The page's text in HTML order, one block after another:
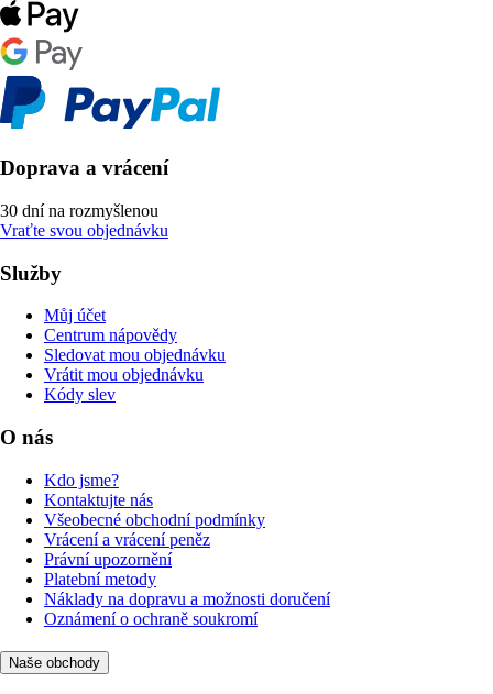
Doprava a vrácení
30 dní na rozmyšlenou
Vraťte svou objednávku
Služby
Můj účet
Centrum nápovědy
Sledovat mou objednávku
Vrátit mou objednávku
Kódy slev
O nás
Kdo jsme?
Kontaktujte nás
Všeobecné obchodní podmínky
Vrácení a vrácení peněz
Právní upozornění
Platební metody
Náklady na dopravu a možnosti doručení
Oznámení o ochraně soukromí
Naše obchody